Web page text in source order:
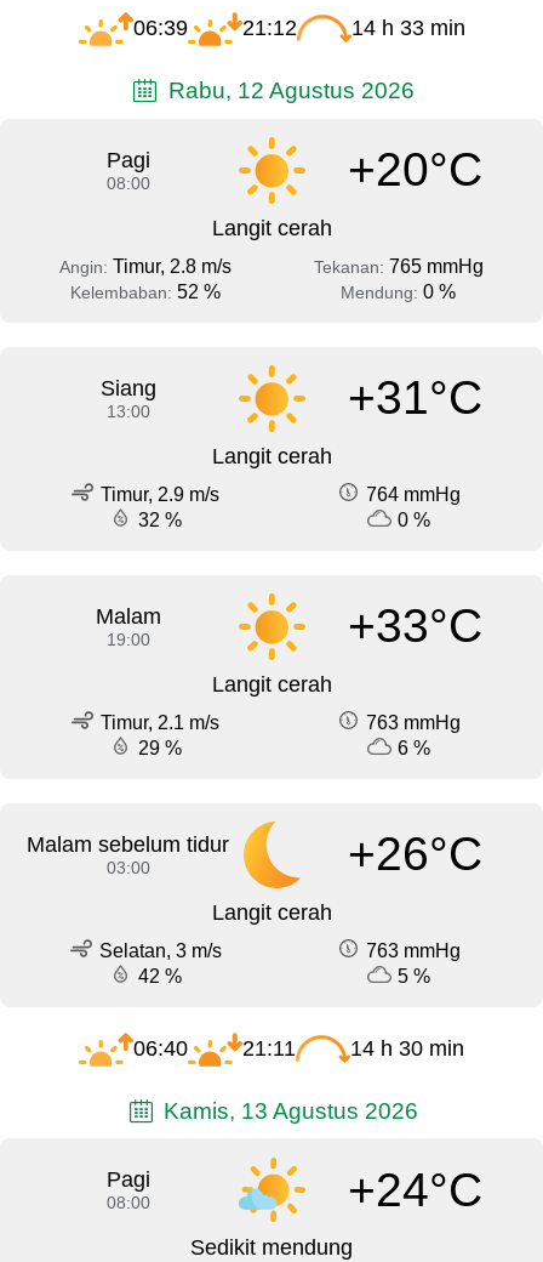
06:39 21:12 14 h 33 min
Rabu, 12 Agustus 2026
Pagi
08:00 +20°C
Langit cerah
Angin: Timur, 2.8 m/s Tekanan: 765 mmHg
Kelembaban: 52 % Mendung: 0 %
Siang
13:00 +31°C
Langit cerah
Timur, 2.9 m/s
764 mmHg
32 %
0 %
Malam
19:00 +33°C
Langit cerah
Timur, 2.1 m/s
763 mmHg
29 %
6 %
Malam sebelum tidur
03:00 +26°C
Langit cerah
Selatan, 3 m/s
763 mmHg
42 %
5 %
06:40 21:11 14 h 30 min
Kamis, 13 Agustus 2026
Pagi
08:00 +24°C
Sedikit mendung